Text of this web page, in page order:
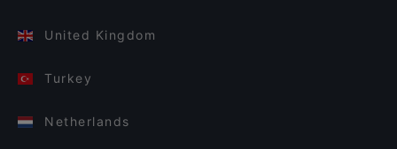
United Kingdom
Turkey
Netherlands